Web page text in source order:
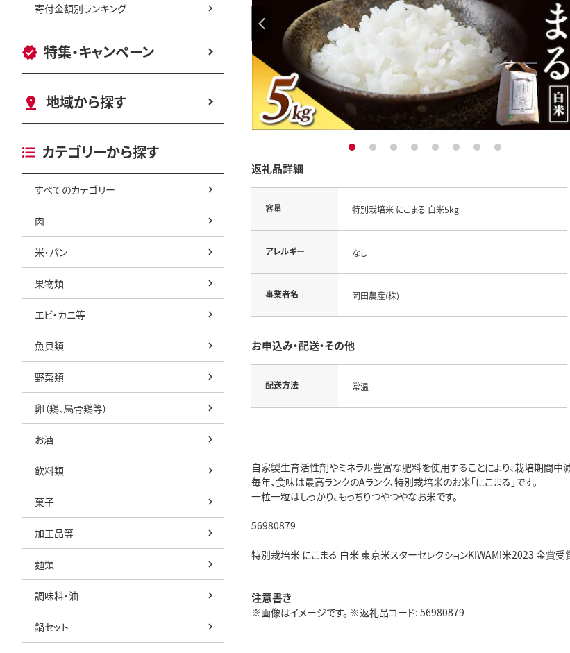
寄付金額別ランキング
特集・キャンペーン
地域から探す
カテゴリーから探す
すべてのカテゴリー
肉
米・パン
果物類
エビ・カニ等
魚貝類
野菜類
卵（鶏、烏骨鶏等）
お酒
飲料類
菓子
加工品等
麺類
調味料・油
鍋セット
1 2 3 4 5 6 7 8
返礼品詳細
容量 特別栽培米 にこまる 白米5kg
アレルギー なし
事業者名 岡田農産(株)
お申込み・配送・その他
配送方法 常温
自家製生育活性剤やミネラル豊富な肥料を使用することにより、栽培期間中
毎年、食味は最高ランクのAランク、特別栽培米のお米「にこまる」です。
一粒一粒はしっかり、もっちりつやつやなお米です。
56980879
特別栽培米 にこまる 白米 東京米スターセレクションKIWAMI米2023 金賞
注意書き
※画像はイメージです。 ※返礼品コード: 56980879